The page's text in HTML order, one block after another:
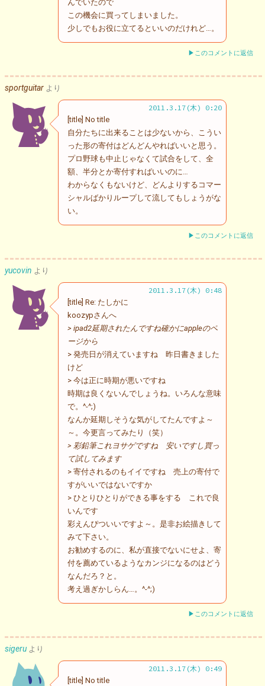
んでいたので
この機会に買ってしまいました。
少しでもお役に立てるといいのだけれど…。
▶このコメントに返信
sportguitar より
2011.3.17(木) 0:20
[title] No title
自分たちに出来ることは少ないから、こうい
った形の寄付はどんどんやればいいと思う。
プロ野球も中止じゃなくて試合をして、全
額、半分とか寄付すればいいのに…
わからなくもないけど、どんよりするコマー
シャルばかりループして流してもしょうがな
い。
▶このコメントに返信
yucovin より
2011.3.17(木) 0:48
[title] Re: たしかに
koozypさんへ
> ipad2延期されたんですね確かにappleのペ
ージから
> 発売日が消えていますね 昨日書きました
けど
> 今は正に時期が悪いですね
時期は良くないんでしょうね。いろんな意味
で。^-^;)
なんか延期しそうな気がしてたんですよ～
～。今更言ってみたり（笑）
> 彩鉛筆これヨサゲですね 安いですし買っ
て試してみます
> 寄付されるのもイイですね 売上の寄付で
すがいいではないですか
> ひとりひとりができる事をする これで良
いんです
彩えんぴついいですよ～。是非お絵描きして
みて下さい。
お勧めするのに、私が直接でないにせよ、寄
付を薦めているようなカンジになるのはどう
なんだろ？と。
考え過ぎかしらん…。^-^;)
▶このコメントに返信
sigeru より
2011.3.17(木) 0:49
[title] No title